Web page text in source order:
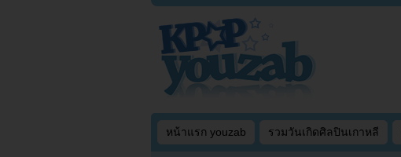
หน้าแรก youzab รวมวันเกิดศิลปินเกาหลี